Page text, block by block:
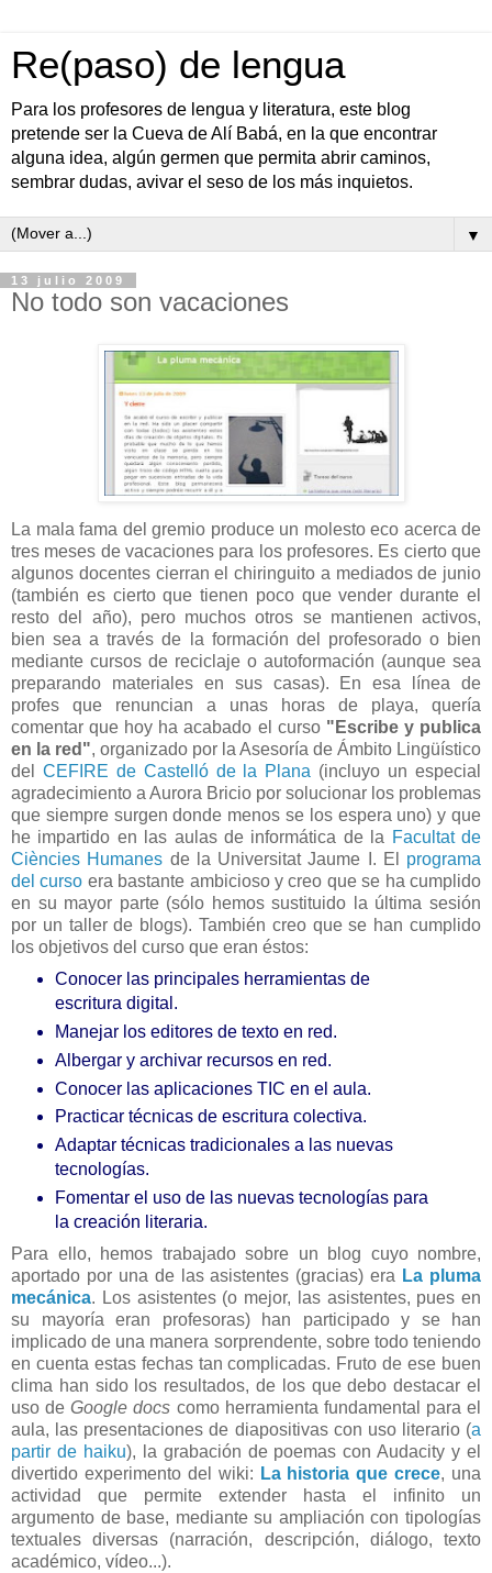
Re(paso) de lengua
Para los profesores de lengua y literatura, este blog
pretende ser la Cueva de Alí Babá, en la que encontrar
alguna idea, algún germen que permita abrir caminos,
sembrar dudas, avivar el seso de los más inquietos.
▼
13 julio 2009
No todo son vacaciones
La mala fama del gremio produce un molesto eco acerca de
tres meses de vacaciones para los profesores. Es cierto que
algunos docentes cierran el chiringuito a mediados de junio
(también es cierto que tienen poco que vender durante el
resto del año), pero muchos otros se mantienen activos,
bien sea a través de la formación del profesorado o bien
mediante cursos de reciclaje o autoformación (aunque sea
preparando materiales en sus casas). En esa línea de
profes que renuncian a unas horas de playa, quería
comentar que hoy ha acabado el curso "Escribe y publica
en la red", organizado por la Asesoría de Ámbito Lingüístico
del CEFIRE de Castelló de la Plana (incluyo un especial
agradecimiento a Aurora Bricio por solucionar los problemas
que siempre surgen donde menos se los espera uno) y que
he impartido en las aulas de informática de la Facultat de
Ciències Humanes de la Universitat Jaume I. El programa
del curso era bastante ambicioso y creo que se ha cumplido
en su mayor parte (sólo hemos sustituido la última sesión
por un taller de blogs). También creo que se han cumplido
los objetivos del curso que eran éstos:
Conocer las principales herramientas de
escritura digital.
Manejar los editores de texto en red.
Albergar y archivar recursos en red.
Conocer las aplicaciones TIC en el aula.
Practicar técnicas de escritura colectiva.
Adaptar técnicas tradicionales a las nuevas
tecnologías.
Fomentar el uso de las nuevas tecnologías para
la creación literaria.
Para ello, hemos trabajado sobre un blog cuyo nombre,
aportado por una de las asistentes (gracias) era La pluma
mecánica. Los asistentes (o mejor, las asistentes, pues en
su mayoría eran profesoras) han participado y se han
implicado de una manera sorprendente, sobre todo teniendo
en cuenta estas fechas tan complicadas. Fruto de ese buen
clima han sido los resultados, de los que debo destacar el
uso deGoogle docs como herramienta fundamental para el
aula, las presentaciones de diapositivas con uso literario (a
partir de haiku), la grabación de poemas con Audacity y el
divertido experimento del wiki: La historia que crece, una
actividad que permite extender hasta el infinito un
argumento de base, mediante su ampliación con tipologías
textuales diversas (narración, descripción, diálogo, texto
académico, vídeo...).